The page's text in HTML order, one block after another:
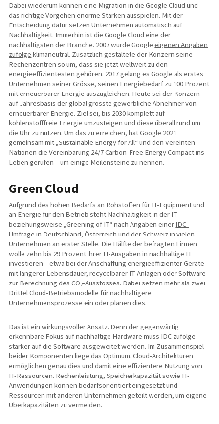
Dabei wiederum können eine Migration in die Google Cloud und
das richtige Vorgehen enorme Stärken ausspielen. Mit der
Entscheidung dafür setzen Unternehmen automatisch auf
Nachhaltigkeit. Immerhin ist die Google Cloud eine der
nachhaltigsten der Branche. 2007 wurde Googleeigenen Angaben
zufolge klimaneutral. Zusätzlich gestaltete der Konzern seine
Rechenzentren so um, dass sie jetzt weltweit zu den
energieeffizientesten gehören. 2017 gelang es Google als erstes
Unternehmen seiner Grösse, seinen Energiebedarf zu 100 Prozent
mit erneuerbarer Energie auszugleichen. Heute sei der Konzern
auf Jahresbasis der global grösste gewerbliche Abnehmer von
erneuerbarer Energie. Ziel sei, bis 2030 komplett auf
kohlenstofffreie Energie umzusteigen und diese überall rund um
die Uhr zu nutzen. Um das zu erreichen, hat Google 2021
gemeinsam mit „Sustainable Energy for All“ und den Vereinten
Nationen die Vereinbarung 24/7 Carbon-Free Energy Compact ins
Leben gerufen – um einige Meilensteine zu nennen.
Green Cloud
Aufgrund des hohen Bedarfs an Rohstoffen für IT-Equipment und
an Energie für den Betrieb steht Nachhaltigkeit in der IT
beziehungsweise „Greening of IT“ nach Angaben einer IDC-
Umfrage in Deutschland, Österreich und der Schweiz in vielen
Unternehmen an erster Stelle. Die Hälfte der befragten Firmen
wolle zehn bis 29 Prozent ihrer IT-Ausgaben in nachhaltige IT
investieren – etwa bei der Anschaffung energieeffizienter Geräte
mit längerer Lebensdauer, recycelbarer IT-Anlagen oder Software
zur Berechnung des CO2-Ausstosses. Dabei setzen mehr als zwei
Drittel Cloud-Betriebsmodelle für nachhaltigere
Unternehmensprozesse ein oder planen dies.
Das ist ein wirkungsvoller Ansatz. Denn der gegenwärtig
erkennbare Fokus auf nachhaltige Hardware muss IDC zufolge
stärker auf die Software ausgeweitet werden. Im Zusammenspiel
beider Komponenten liege das Optimum. Cloud-Architekturen
ermöglichen genau dies und damit eine effizientere Nutzung von
IT-Ressourcen. Rechenleistung, Speicherkapazität sowie IT-
Anwendungen können bedarfsorientiert eingesetzt und
Ressourcen mit anderen Unternehmen geteilt werden, um eigene
Überkapazitäten zu vermeiden.